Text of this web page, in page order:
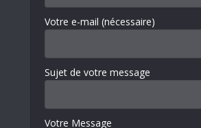
Votre e-mail (nécessaire)
Sujet de votre message
Votre Message